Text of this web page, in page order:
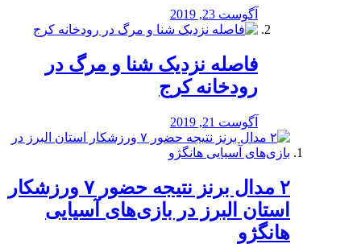
آگوست 23, 2019
️فاصله نزدیک شنا و مرگ در
رودخانه کرج
آگوست 21, 2019
۲ مدال برنز نتیجه حضور ۷ ورزشکار
استان البرز در بازی‌های آسیایی
هانگژو